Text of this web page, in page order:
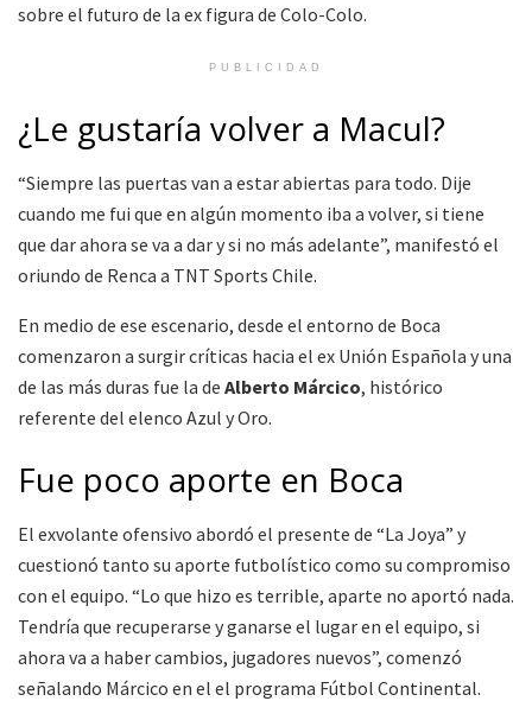
sobre el futuro de la ex figura de Colo-Colo.
PUBLICIDAD
¿Le gustaría volver a Macul?
“Siempre las puertas van a estar abiertas para todo. Dije
cuando me fui que en algún momento iba a volver, si tiene
que dar ahora se va a dar y si no más adelante”, manifestó el
oriundo de Renca a TNT Sports Chile.
En medio de ese escenario, desde el entorno de Boca
comenzaron a surgir críticas hacia el ex Unión Española y una
de las más duras fue la de Alberto Márcico, histórico
referente del elenco Azul y Oro.
Fue poco aporte en Boca
El exvolante ofensivo abordó el presente de “La Joya” y
cuestionó tanto su aporte futbolístico como su compromiso
con el equipo. “Lo que hizo es terrible, aparte no aportó nada.
Tendría que recuperarse y ganarse el lugar en el equipo, si
ahora va a haber cambios, jugadores nuevos”, comenzó
señalando Márcico en el el programa Fútbol Continental.